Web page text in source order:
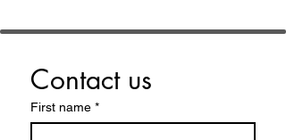
Contact us
First name *